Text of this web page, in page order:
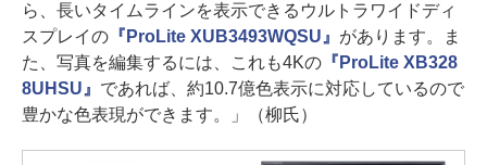
ら、長いタイムラインを表示できるウルトラワイドディ
スプレイの『ProLite XUB3493WQSU』 があります。ま
た、写真を編集するには、これも4Kの『ProLite XB328
8UHSU』 であれば、約10.7億色表示に対応しているので
豊かな色表現ができます。」（柳氏）